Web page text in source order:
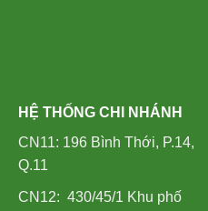
HỆ THỐNG CHI NHÁNH
CN11: 196 Bình Thới, P.14,
Q.11
CN12: 430/45/1 Khu phố